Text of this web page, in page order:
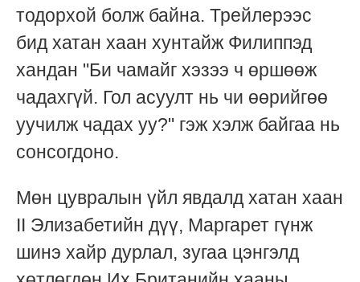
тодорхой болж байна. Трейлерээс
бид хатан хаан хунтайж Филиппэд
хандан "Би чамайг хэзээ ч өршөөж
чадахгүй. Гол асуулт нь чи өөрийгөө
уучилж чадах уу?" гэж хэлж байгаа нь
сонсогдоно.
Мөн цувралын үйл явдалд хатан хаан
II Элизабетийн дүү, Маргарет гүнж
шинэ хайр дурлал, зугаа цэнгэлд